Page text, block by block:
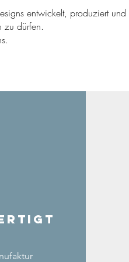
entwickelt, produziert und
zu dürfen.